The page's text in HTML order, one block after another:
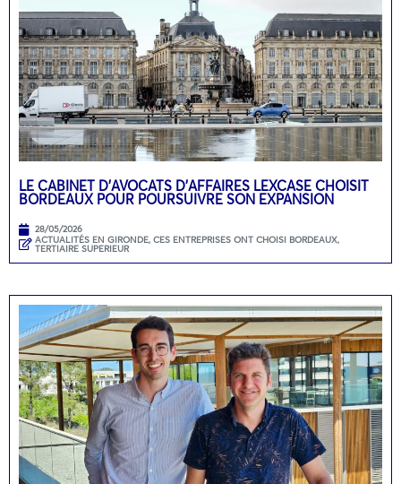
LE CABINET D’AVOCATS D’AFFAIRES LEXCASE CHOISIT
BORDEAUX POUR POURSUIVRE SON EXPANSION
28/05/2026
ACTUALITÉS EN GIRONDE, CES ENTREPRISES ONT CHOISI BORDEAUX,
TERTIAIRE SUPERIEUR